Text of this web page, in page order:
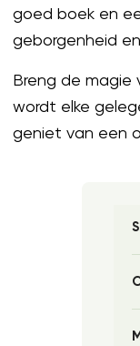
goed boek en
geborgenheid
Breng de magie
wordt elke
geniet van een